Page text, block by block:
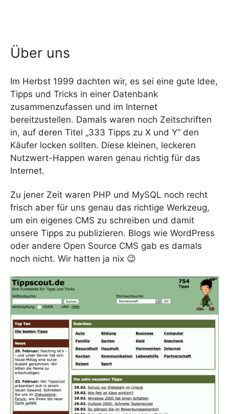
Über uns
Im Herbst 1999 dachten wir, es sei eine gute Idee,
Tipps und Tricks in einer Datenbank
zusammenzufassen und im Internet
bereitzustellen. Damals waren noch Zeitschriften
in, auf deren Titel „333 Tipps zu X und Y“ den
Käufer locken sollten. Diese kleinen, leckeren
Nutzwert-Happen waren genau richtig für das
Internet.
Zu jener Zeit waren PHP und MySQL noch recht
frisch aber für uns genau das richtige Werkzeug,
um ein eigenes CMS zu schreiben und damit
unsere Tipps zu publizieren. Blogs wie WordPress
oder andere Open Source CMS gab es damals
noch nicht. Wir hatten ja nix 😉